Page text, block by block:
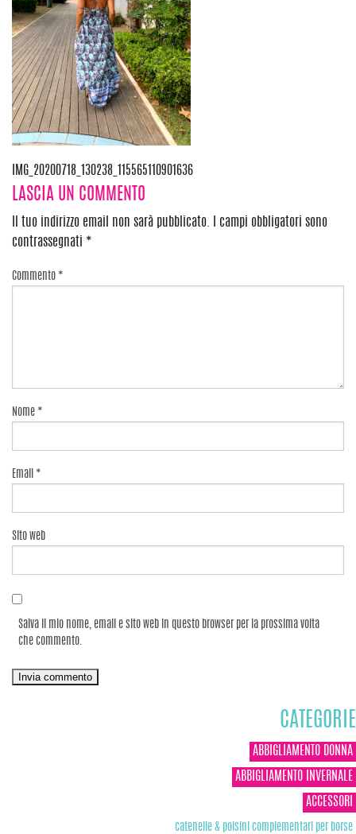
Navigazione
articoli
IMG_20200718_130238_115565110901636
LASCIA UN COMMENTO
Il tuo indirizzo email non sarà pubblicato.
I campi obbligatori sono
contrassegnati *
Commento *
Nome *
Email *
Sito web
Salva il mio nome, email e sito web in questo browser per la prossima volta
che commento.
CATEGORIE
ABBIGLIAMENTO DONNA
ABBIGLIAMENTO INVERNALE
ACCESSORI
catenelle & polsini complementari per borse